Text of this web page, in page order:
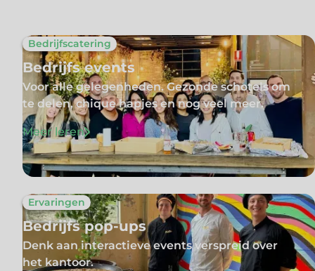
Bedrijfscatering
Bedrijfs events
Voor alle gelegenheden. Gezonde schotels om
te delen, chique hapjes en nog veel meer.
Meer leren
Ervaringen
Bedrijfs pop-ups
Denk aan interactieve events verspreid over
het kantoor.